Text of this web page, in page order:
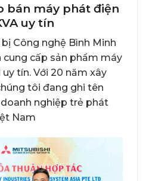
bán máy phát điện
uy tín
Công nghệ Bình Minh
cung cấp sản phẩm máy
tín. Với 20 năm xây
tôi đang ghi tên
nghiệp trẻ phát
Nam